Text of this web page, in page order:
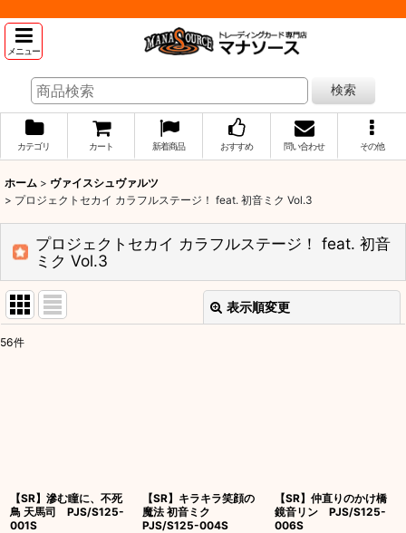
メニュー
検索
カテゴリ カート 新着商品 おすすめ 問い合わせ その他
ホーム > ヴァイスシュヴァルツ
> プロジェクトセカイ カラフルステージ！ feat. 初音ミク Vol.3
プロジェクトセカイ カラフルステージ！ feat. 初音
ミク Vol.3
表示順変更
56件
【SR】滲む瞳に、不死
鳥 天馬司 PJS/S125-
001S
【SR】キラキラ笑顔の
魔法 初音ミク
PJS/S125-004S
【SR】仲直りのかけ橋
鏡音リン PJS/S125-
006S